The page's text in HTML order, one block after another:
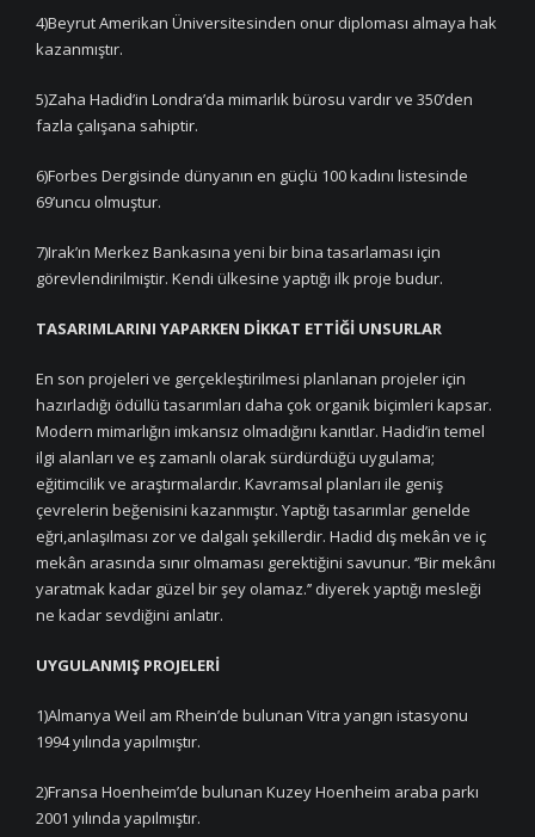
4)Beyrut Amerikan Üniversitesinden onur diploması almaya hak
kazanmıştır.
5)Zaha Hadid’in Londra’da mimarlık bürosu vardır ve 350’den
fazla çalışana sahiptir.
6)Forbes Dergisinde dünyanın en güçlü 100 kadını listesinde
69’uncu olmuştur.
7)Irak’ın Merkez Bankasına yeni bir bina tasarlaması için
görevlendirilmiştir. Kendi ülkesine yaptığı ilk proje budur.
TASARIMLARINI YAPARKEN DİKKAT ETTİĞİ UNSURLAR
En son projeleri ve gerçekleştirilmesi planlanan projeler için
hazırladığı ödüllü tasarımları daha çok organik biçimleri kapsar.
Modern mimarlığın imkansız olmadığını kanıtlar. Hadid’in temel
ilgi alanları ve eş zamanlı olarak sürdürdüğü uygulama;
eğitimcilik ve araştırmalardır. Kavramsal planları ile geniş
çevrelerin beğenisini kazanmıştır. Yaptığı tasarımlar genelde
eğri,anlaşılması zor ve dalgalı şekillerdir. Hadid dış mekân ve iç
mekân arasında sınır olmaması gerektiğini savunur. ‘’Bir mekânı
yaratmak kadar güzel bir şey olamaz.’’ diyerek yaptığı mesleği
ne kadar sevdiğini anlatır.
UYGULANMIŞ PROJELERİ
1)Almanya Weil am Rhein’de bulunan Vitra yangın istasyonu
1994 yılında yapılmıştır.
2)Fransa Hoenheim’de bulunan Kuzey Hoenheim araba parkı
2001 yılında yapılmıştır.